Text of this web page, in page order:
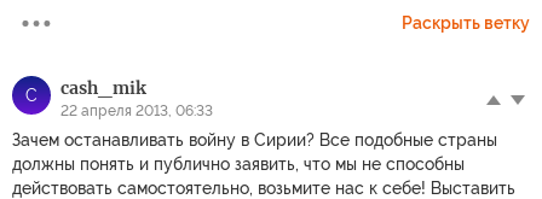
Раскрыть ветку
C cash_mik
22 апреля 2013, 06:33
Зачем останавливать войну в Сирии? Все подобные страны
должны понять и публично заявить, что мы не способны
действовать самостоятельно, возьмите нас к себе! Выставить